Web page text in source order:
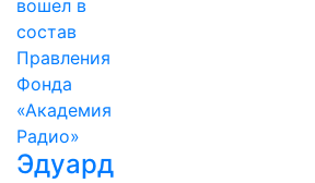
Эдуард